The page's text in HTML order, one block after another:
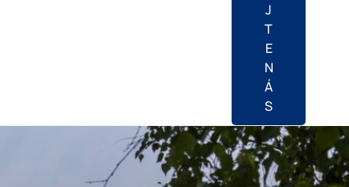
J
T
E
N
Á
S